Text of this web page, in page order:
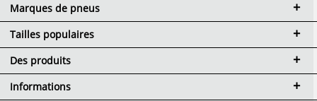
Marques de pneus
Tailles populaires
Des produits
Informations